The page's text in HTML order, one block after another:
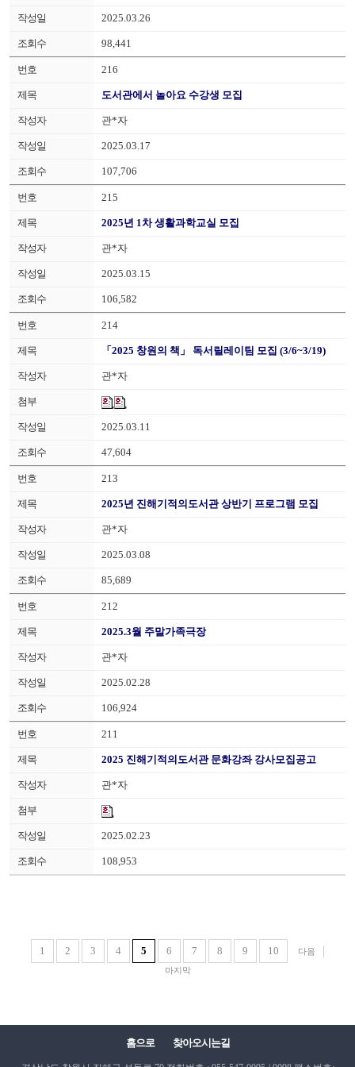
2025.03.26
98,441
216
도서관에서 놀아요 수강생 모집
관*자
2025.03.17
107,706
215
2025년 1차 생활과학교실 모집
관*자
2025.03.15
106,582
214
「2025 창원의 책」 독서릴레이팀 모집 (3/6~3/19)
관*자
2025.03.11
47,604
213
2025년 진해기적의도서관 상반기 프로그램 모집
관*자
2025.03.08
85,689
212
2025.3월 주말가족극장
관*자
2025.02.28
106,924
211
2025 진해기적의도서관 문화강좌 강사모집공고
관*자
2025.02.23
108,953
1 2 3 4 5 6 7 8 9 10
다음
마지막
홈으로 찾아오시는길